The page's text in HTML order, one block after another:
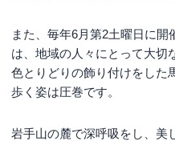
また、毎年6月第2土曜日に開
は、地域の人々にとって大切
色とりどりの飾り付けをした
歩く姿は圧巻です。
岩手山の麓で深呼吸をし、美